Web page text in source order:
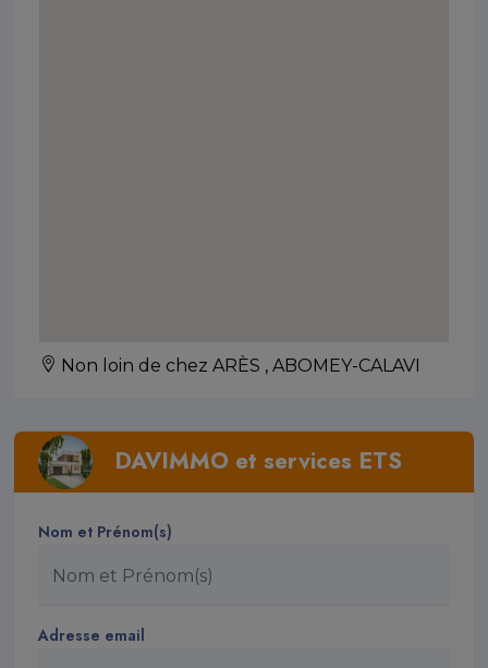
Non loin de chez ARÈS , ABOMEY-CALAVI
DAVIMMO et services ETS
Nom et Prénom(s)
Adresse email